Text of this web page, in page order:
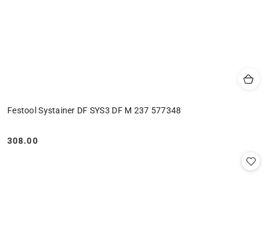
Festool Systainer DF SYS3 DF M 237 577348
Cena:
308.00